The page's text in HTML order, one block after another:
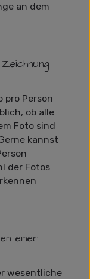
an dem
pro Person
ob alle
Foto sind
kannst
der Fotos
einer
wesentliche